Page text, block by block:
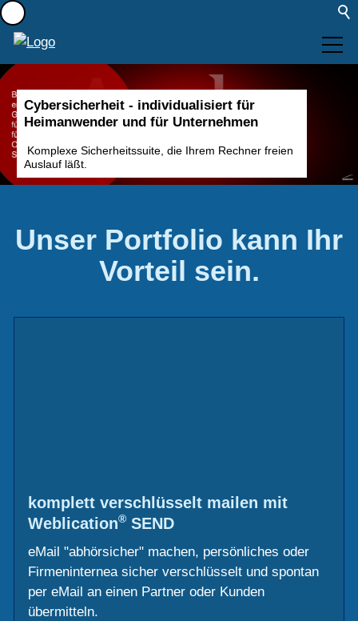
Portfolio
Aktuelles
Leistungen
Cybersicherheit - individualisiert für
Heimanwender und für Unternehmen
Komplexe Sicherheitssuite, die Ihrem Rechner freien
Auslauf läßt.
Unser Portfolio kann Ihr
Vorteil sein.
komplett verschlüsselt mailen mit
Weblication® SEND
eMail "abhörsicher" machen, persönliches oder
Firmeninternea sicher verschlüsselt und spontan
per eMail an einen Partner oder Kunden
übermitteln.